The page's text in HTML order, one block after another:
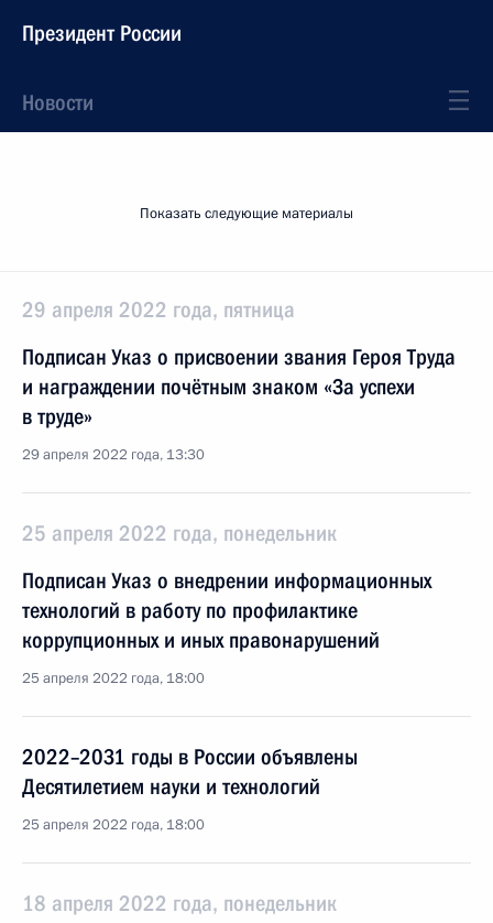
Президент России
Новости
Показать следующие материалы
29 апреля 2022 года, пятница
Подписан Указ о присвоении звания Героя Труда
и награждении почётным знаком «За успехи
в труде»
29 апреля 2022 года, 13:30
25 апреля 2022 года, понедельник
Подписан Указ о внедрении информационных
технологий в работу по профилактике
коррупционных и иных правонарушений
25 апреля 2022 года, 18:00
2022–2031 годы в России объявлены
Десятилетием науки и технологий
25 апреля 2022 года, 18:00
18 апреля 2022 года, понедельник